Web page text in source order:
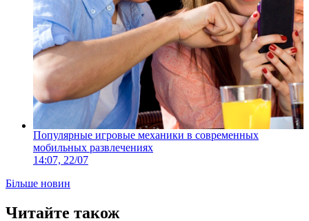
Популярные игровые механики в современных
мобильных развлечениях
14:07, 22/07
Більше новин
Читайте також